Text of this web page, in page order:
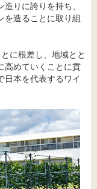
りに誇りを持ち、
を造ることに取り組
に根差し、地域とと
高めていくことに貢
日本を代表するワイ